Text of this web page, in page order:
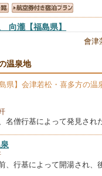
向瀧 【福島県】
4.57
くつろぎ宿 千代滝
（2466件） 4.54
れる宿 ペンションこりす
（46件） 4.5
ペンション ユートピア丸
（12件） 4.5
會津
温泉地
県】会津若松・喜多方の温
名僧行基によって発見され
、行基によって開湯され、